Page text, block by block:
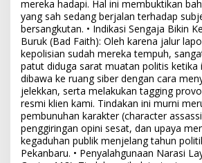
mereka hadapi. Hal ini membuktikan
yang sah sedang berjalan terhadap
bersangkutan. • Indikasi Sengaja Bikin
Buruk (Bad Faith): Oleh karena jalur
kepolisian sudah mereka tempuh,
patut diduga sarat muatan politis ketika
dibawa ke ruang siber dengan cara
jelekkan, serta melakukan tagging
resmi klien kami. Tindakan ini murni
pembunuhan karakter (character
penggiringan opini sesat, dan upaya
kegaduhan publik menjelang tahun
Pekanbaru. • Penyalahgunaan Narasi